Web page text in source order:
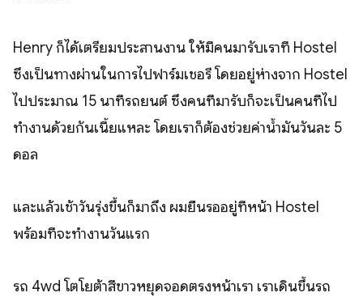
Henry ก็ได้เตรียมประสานงาน ให้มีคนมารับเราที่ Hostel
ซึ่งเป็นทางผ่านในการไปฟาร์มเชอรี่ โดยอยู่ห่างจาก Hostel
ไปประมาณ 15 นาทีรถยนต์ ซึ่งคนที่มารับก็จะเป็นคนที่ไป
ทำงานด้วยกันเนี้ยแหละ โดยเราก็ต้องช่วยค่าน้ำมันวันละ 5
ดอล
และแล้วเช้าวันรุ่งขึ้นก็มาถึง ผมยืนรออยู่ที่หน้า Hostel
พร้อมที่จะทำงานวันแรก
รถ 4wd โตโยต้าสีขาวหยุดจอดตรงหน้าเรา เราเดินขึ้นรถ